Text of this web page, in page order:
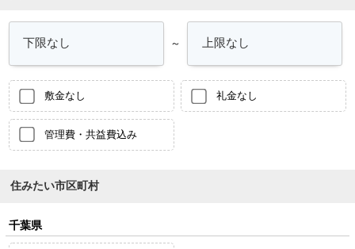
～
敷金なし 礼金なし
管理費・共益費込み
住みたい市区町村
千葉県